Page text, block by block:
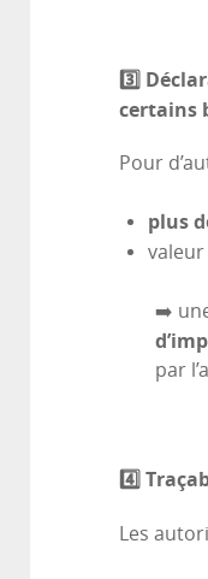
3️ ⃣
certains
Pour
plus
➡️
par
4️⃣
Les